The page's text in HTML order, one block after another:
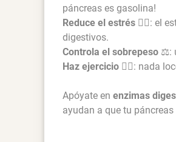
páncreas es gasolina!
Reduce el estrés 🧘‍♀️: el
digestivos.
Controla el sobrepeso ⚖️:
Haz ejercicio 🏃‍♀️: nada
Apóyate en enzimas
ayudan a que tu